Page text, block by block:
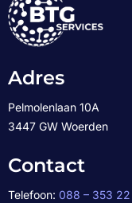
Adres
Pelmolenlaan 10A
3447 GW Woerden
Contact
Telefoon: 088 – 353